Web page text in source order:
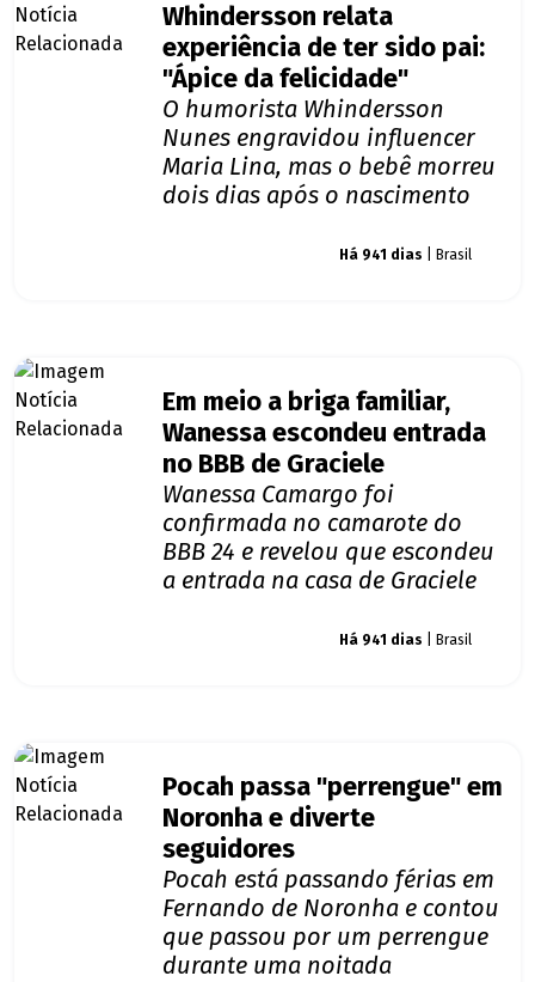
Whindersson relata
experiência de ter sido pai:
"Ápice da felicidade"
O humorista Whindersson
Nunes engravidou influencer
Maria Lina, mas o bebê morreu
dois dias após o nascimento
Há 941 dias | Brasil
Em meio a briga familiar,
Wanessa escondeu entrada
no BBB de Graciele
Wanessa Camargo foi
confirmada no camarote do
BBB 24 e revelou que escondeu
a entrada na casa de Graciele
Há 941 dias | Brasil
Pocah passa "perrengue" em
Noronha e diverte
seguidores
Pocah está passando férias em
Fernando de Noronha e contou
que passou por um perrengue
durante uma noitada